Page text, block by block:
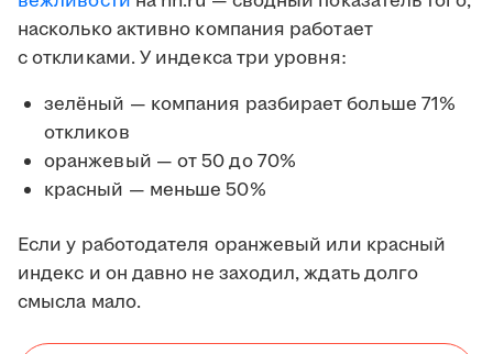
насколько активно компания работает
с откликами. У индекса три уровня:
зелёный — компания разбирает больше 71%
откликов
оранжевый — от 50 до 70%
красный — меньше 50%
Если у работодателя оранжевый или красный
индекс и он давно не заходил, ждать долго
смысла мало.